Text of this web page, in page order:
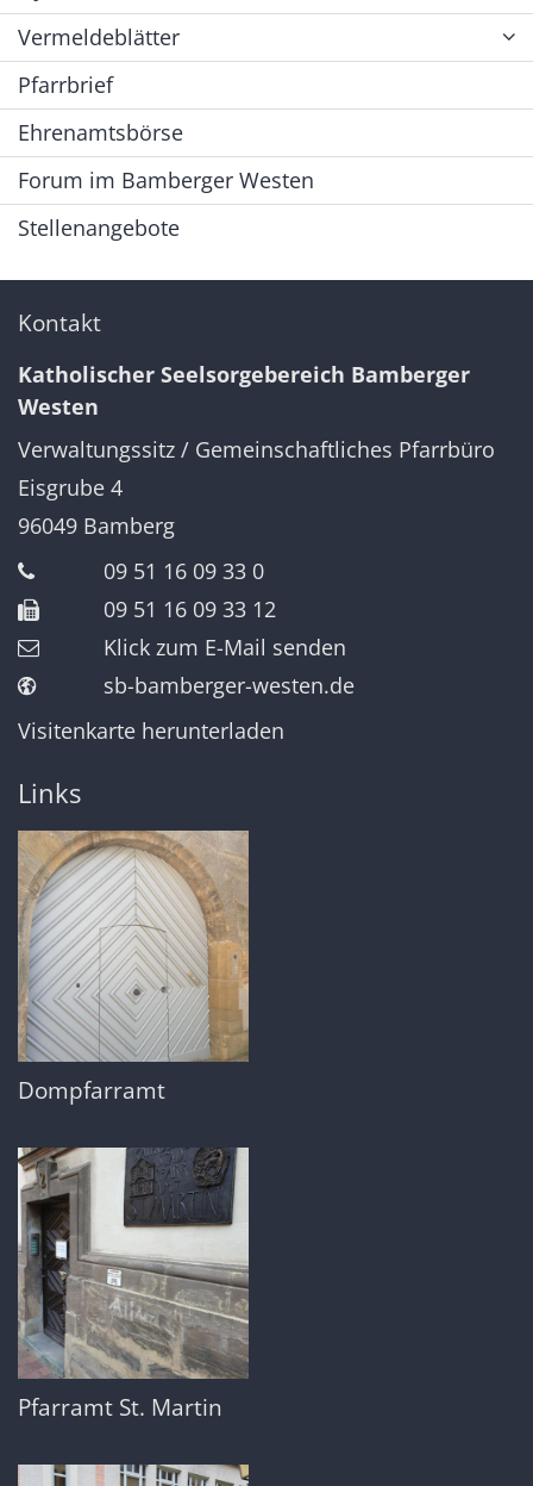
Vermeldeblätter
Pfarrbrief
Ehrenamtsbörse
Forum im Bamberger Westen
Stellenangebote
Kontakt
Katholischer Seelsorgebereich Bamberger
Westen
Verwaltungssitz / Gemeinschaftliches Pfarrbüro
Eisgrube 4
96049 Bamberg
09 51 16 09 33 0
09 51 16 09 33 12
Klick zum E-Mail senden
sb-bamberger-westen.de
Visitenkarte herunterladen
Links
Dompfarramt
Pfarramt St. Martin